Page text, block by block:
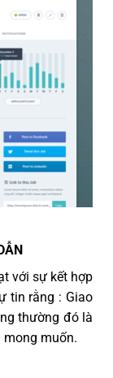
với sự kết hợp
tin rằng : Giao
thường đó là
mong muốn.